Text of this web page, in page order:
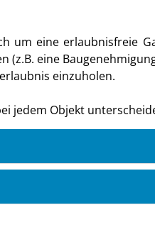
um eine erlaubnisfreie
(z.B. eine
einzuholen.
jedem Objekt